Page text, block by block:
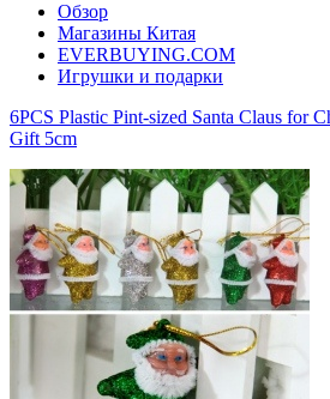
Обзор
Магазины Китая
EVERBUYING.COM
Игрушки и подарки
6PCS Plastic Pint-sized Santa Claus for
Gift 5cm